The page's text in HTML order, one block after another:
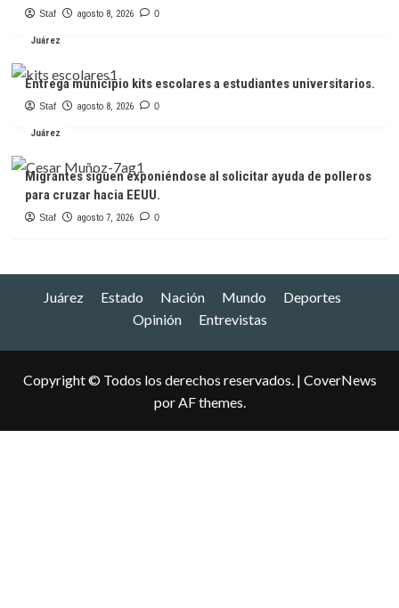
Staf agosto 8, 2026 0
Juárez
Entrega municipio kits escolares a estudiantes universitarios.
Staf agosto 8, 2026 0
Juárez
Migrantes siguen exponiéndose al solicitar ayuda de polleros
para cruzar hacia EEUU.
Staf agosto 7, 2026 0
Juárez Estado Nación Mundo
Deportes
Opinión
Entrevistas
Copyright © Todos los derechos reservados. | CoverNews
por AF themes.